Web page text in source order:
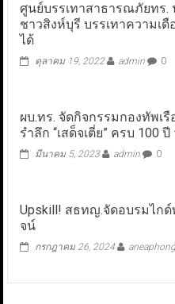
ศูนย์บรรเทาสาธารณภัยทร.
ชาวสิงห์บุรี บรรเทาความเ
ได้
ตุลาคม 19, 2022 admin 0
ผบ.ทร. จัดกิจกรรมกองทัพเ
รำลึก “เสด็จเตี่ย” ครบ 100
มีนาคม 5, 2023 admin 0
Upskill! สธทญ.จัดอบรมไก
จน์
กรกฎาคม 26, 2024 aneaphong